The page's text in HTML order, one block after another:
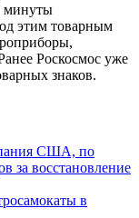
минуты
этим товарным
Роскосмос уже
знаков.
США, по
за восстановление
в